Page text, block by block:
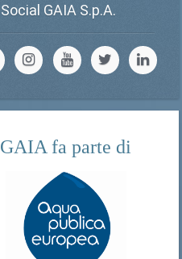
Social GAIA S.p.A.
GAIA fa parte di